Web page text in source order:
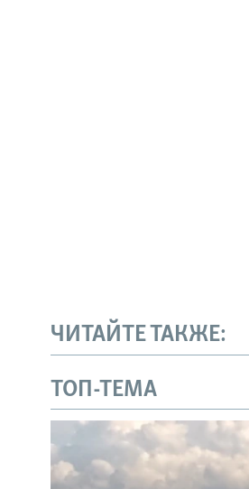
ЧИТАЙТЕ ТАКЖЕ:
ТОП-ТЕМА